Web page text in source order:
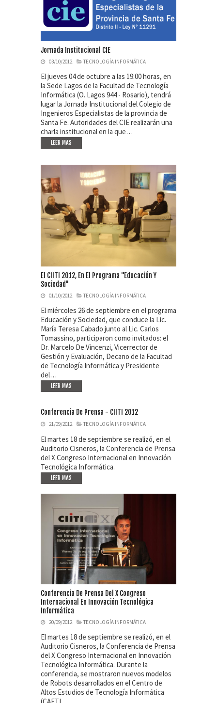
Jornada Institucional CIE
03/10/2012 TECNOLOGÍA INFORMÁTICA
El jueves 04 de octubre a las 19:00 horas, en
la Sede Lagos de la Facultad de Tecnología
Informática (O. Lagos 944 - Rosario), tendrá
lugar la Jornada Institucional del Colegio de
Ingenieros Especialistas de la provincia de
Santa Fe. Autoridades del CIE realizarán una
charla institucional en la que…
LEER MAS
El CIITI 2012, En El Programa "Educación Y
Sociedad"
01/10/2012 TECNOLOGÍA INFORMÁTICA
El miércoles 26 de septiembre en el programa
Educación y Sociedad, que conduce la Lic.
María Teresa Cabado junto al Lic. Carlos
Tomassino, participaron como invitados: el
Dr. Marcelo De Vincenzi, Vicerrector de
Gestión y Evaluación, Decano de la Facultad
de Tecnología Informática y Presidente
del…
LEER MAS
Conferencia De Prensa - CIITI 2012
21/09/2012 TECNOLOGÍA INFORMÁTICA
El martes 18 de septiembre se realizó, en el
Auditorio Cisneros, la Conferencia de Prensa
del X Congreso Internacional en Innovación
Tecnológica Informática.
LEER MAS
Conferencia De Prensa Del X Congreso
Internacional En Innovación Tecnológica
Informática
20/09/2012 TECNOLOGÍA INFORMÁTICA
El martes 18 de septiembre se realizó, en el
Auditorio Cisneros, la Conferencia de Prensa
del X Congreso Internacional en Innovación
Tecnológica Informática. Durante la
conferencia, se mostraron nuevos modelos
de Robots desarrollados en el Centro de
Altos Estudios de Tecnología Informática
(CAETI…